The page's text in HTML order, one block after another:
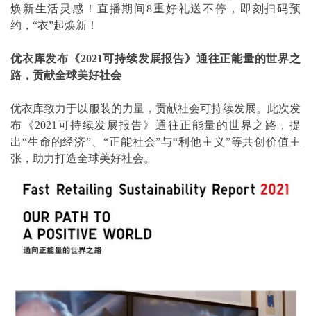
焕新生活灵感！直播期间8重好礼送不停，即刻扫码预
约，“衣”起焕新！
优衣库发布《2021可持续发展报告》通往正能量的世界之
路，贡献全球美好社会
优衣库致力于以服装的力量，贡献社会可持续发展。此次发
布《2021可持续发展报告》通往正能量的世界之路，提
出“生命的经济”、“正能社会”与“利他主义”等共创价值主
张，助力打造全球美好社会。